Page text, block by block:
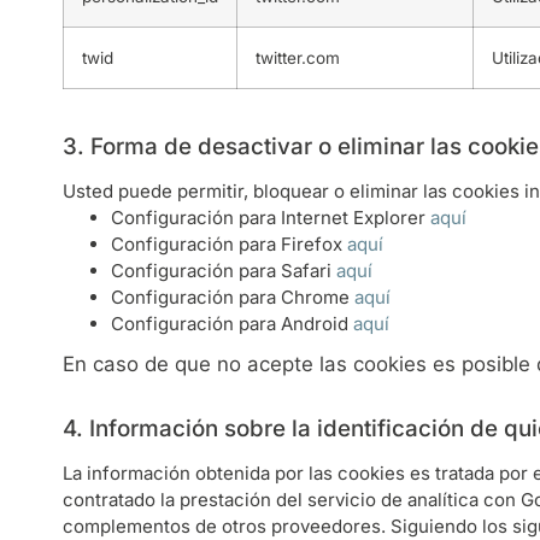
twid twitter.com
3. Forma de desactivar o eliminar las
Usted puede permitir, bloquear o eliminar las cookies
Configuración para Internet Explorer aquí
Configuración para Firefox aquí
Configuración para Safari aquí
Configuración para Chrome aquí
Configuración para Android aquí
En caso de que no acepte las cookies es
4. Información sobre la identificación de
La información obtenida por las cookies es tratada por
contratado la prestación del servicio de analítica con
complementos de otros proveedores. Siguiendo los